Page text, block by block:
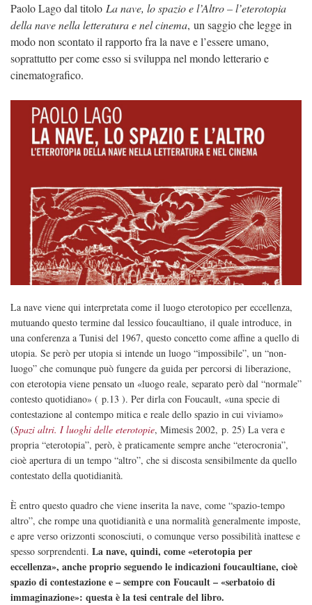
Paolo Lago dal titolo La nave, lo spazio e l’Altro – l’eterotopia
della nave nella letteratura e nel cinema, un saggio che legge in
modo non scontato il rapporto fra la nave e l’essere umano,
soprattutto per come esso si sviluppa nel mondo letterario e
cinematografico.
La nave viene qui interpretata come il luogo eterotopico per eccellenza,
mutuando questo termine dal lessico foucaultiano, il quale introduce, in
una conferenza a Tunisi del 1967, questo concetto come affine a quello di
utopia. Se però per utopia si intende un luogo “impossibile”, un “non-
luogo” che comunque può fungere da guida per percorsi di liberazione,
con eterotopia viene pensato un «luogo reale, separato però dal “normale”
contesto quotidiano» ( p.13 ). Per dirla con Foucault, «una specie di
contestazione al contempo mitica e reale dello spazio in cui viviamo»
(Spazi altri. I luoghi delle eterotopie, Mimesis 2002, p. 25) La vera e
propria “eterotopia”, però, è praticamente sempre anche “eterocronia”,
cioè apertura di un tempo “altro”, che si discosta sensibilmente da quello
contestato della quotidianità.
È entro questo quadro che viene inserita la nave, come “spazio-tempo
altro”, che rompe una quotidianità e una normalità generalmente imposte,
e apre verso orizzonti sconosciuti, o comunque verso possibilità inattese e
spesso sorprendenti. La nave, quindi, come «eterotopia per
eccellenza», anche proprio seguendo le indicazioni foucaultiane, cioè
spazio di contestazione e – sempre con Foucault – «serbatoio di
immaginazione»: questa è la tesi centrale del libro.